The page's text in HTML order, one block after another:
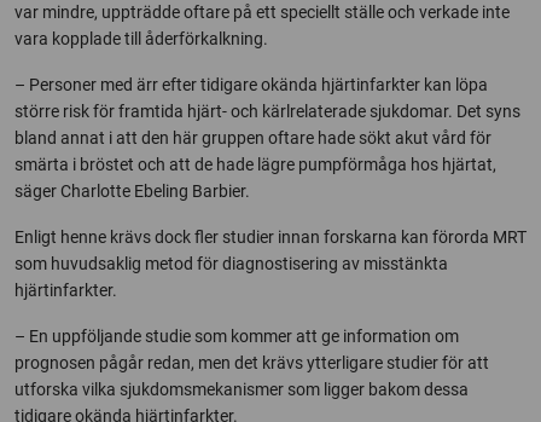
var mindre, uppträdde oftare på ett speciellt ställe och verkade inte
vara kopplade till åderförkalkning.
– Personer med ärr efter tidigare okända hjärtinfarkter kan löpa
större risk för framtida hjärt- och kärlrelaterade sjukdomar. Det syns
bland annat i att den här gruppen oftare hade sökt akut vård för
smärta i bröstet och att de hade lägre pumpförmåga hos hjärtat,
säger Charlotte Ebeling Barbier.
Enligt henne krävs dock fler studier innan forskarna kan förorda MRT
som huvudsaklig metod för diagnostisering av misstänkta
hjärtinfarkter.
– En uppföljande studie som kommer att ge information om
prognosen pågår redan, men det krävs ytterligare studier för att
utforska vilka sjukdomsmekanismer som ligger bakom dessa
tidigare okända hjärtinfarkter.